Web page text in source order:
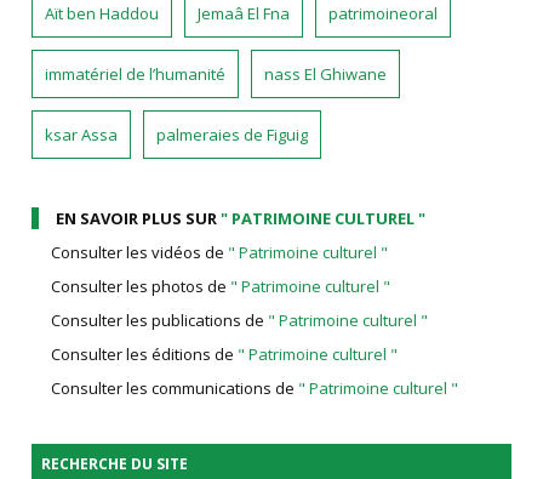
Aït ben Haddou Jemaâ El Fna patrimoineoral
immatériel de l’humanité nass El Ghiwane
ksar Assa palmeraies de Figuig
EN SAVOIR PLUS SUR" PATRIMOINE CULTUREL "
Consulter les vidéos de " Patrimoine culturel "
Consulter les photos de " Patrimoine culturel "
Consulter les publications de " Patrimoine culturel "
Consulter les éditions de " Patrimoine culturel "
Consulter les communications de " Patrimoine culturel "
RECHERCHE DU SITE